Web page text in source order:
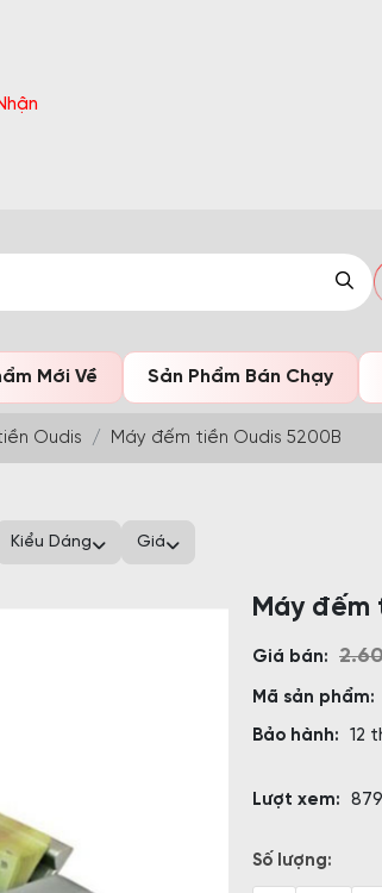
ngờ Đón Hè Sang chi tiết tại 'Khuyến Mãi'
Mới Về Sản Phẩm Bán Chạy
Oudis Máy đếm tiền Oudis 5200B
Kiểu Dáng Giá
Máy đếm
Giá bán:
Mã sản phẩm:
Bảo hành:
12
Lượt xem:
879
Số lượng: